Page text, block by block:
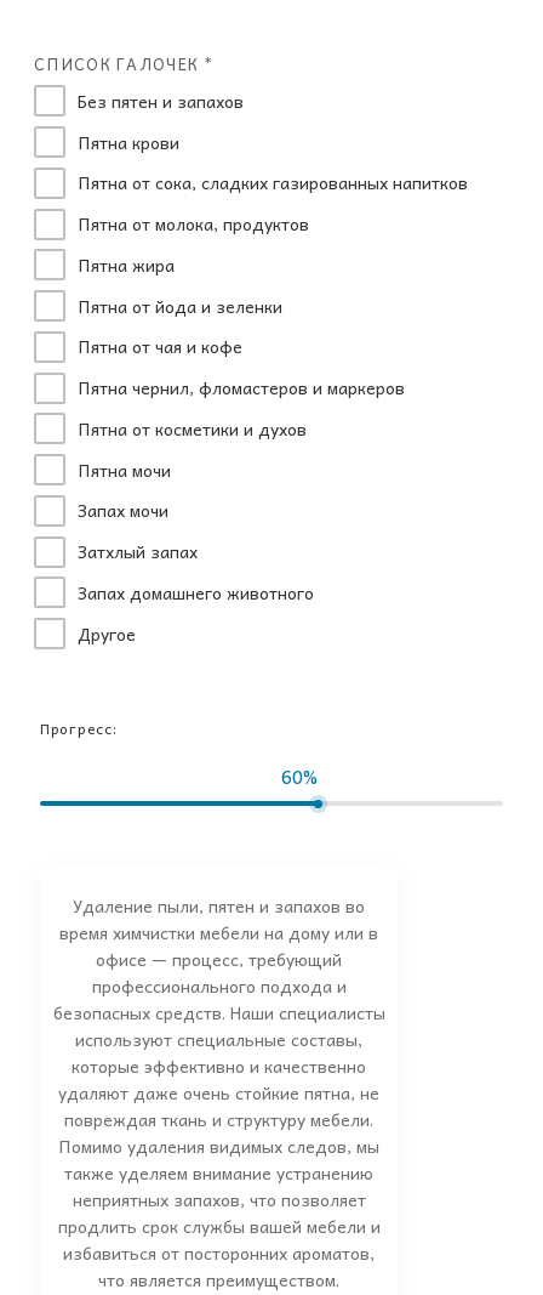
СПИСОК ГАЛОЧЕК *
Без пятен и запахов
Пятна крови
Пятна от сока, сладких газированных напитков
Пятна от молока, продуктов
Пятна жира
Пятна от йода и зеленки
Пятна от чая и кофе
Пятна чернил, фломастеров и маркеров
Пятна от косметики и духов
Пятна мочи
Запах мочи
Затхлый запах
Запах домашнего животного
Другое
Прогресс:
60%
Удаление пыли, пятен и запахов во
время химчистки мебели на дому или в
офисе — процесс, требующий
профессионального подхода и
безопасных средств. Наши специалисты
используют специальные составы,
которые эффективно и качественно
удаляют даже очень стойкие пятна, не
повреждая ткань и структуру мебели.
Помимо удаления видимых следов, мы
также уделяем внимание устранению
неприятных запахов, что позволяет
продлить срок службы вашей мебели и
избавиться от посторонних ароматов,
что является преимуществом.